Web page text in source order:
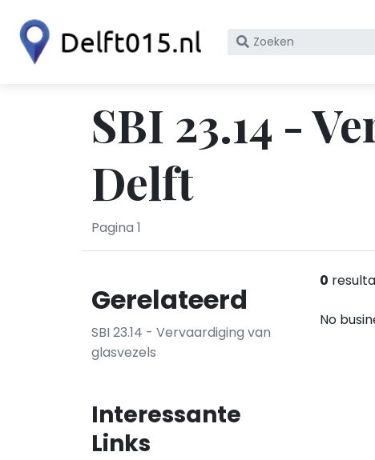
Zoek
KvK
nummer
SBI 23.14 -
Delft
Pagina 1
Gerelateerd
SBI 23.14 - Vervaardiging van
glasvezels
Interessante
Links
0
No